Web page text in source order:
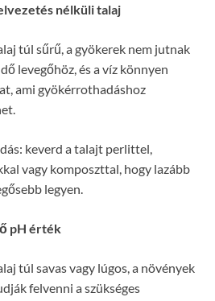
nélküli talaj
túl sűrű, a gyökerek nem jutnak
levegőhöz, és a víz könnyen
ami gyökérrothadáshoz
keverd a talajt perlittel,
vagy komposzttal, hogy lazább
legyen.
pH érték
túl savas vagy lúgos, a növények
felvenni a szükséges